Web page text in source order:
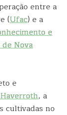
entre a
(Ufac) e a
e
Nova
e
Haverroth, a
cultivadas no